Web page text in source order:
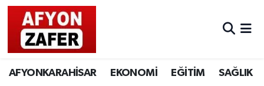
AFYONKARAHİSAR EKONOMİ EĞİTİM SAĞLIK